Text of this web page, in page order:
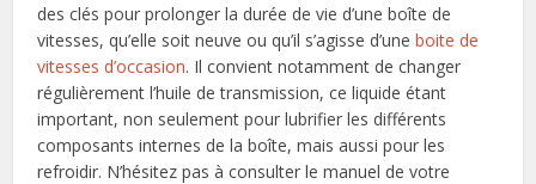
des clés pour prolonger la durée de vie d’une boîte de
vitesses, qu’elle soit neuve ou qu’il s’agisse d’uneboite de
vitesses d’occasion. Il convient notamment de changer
régulièrement l’huile de transmission, ce liquide étant
important, non seulement pour lubrifier les différents
composants internes de la boîte, mais aussi pour les
refroidir. N’hésitez pas à consulter le manuel de votre